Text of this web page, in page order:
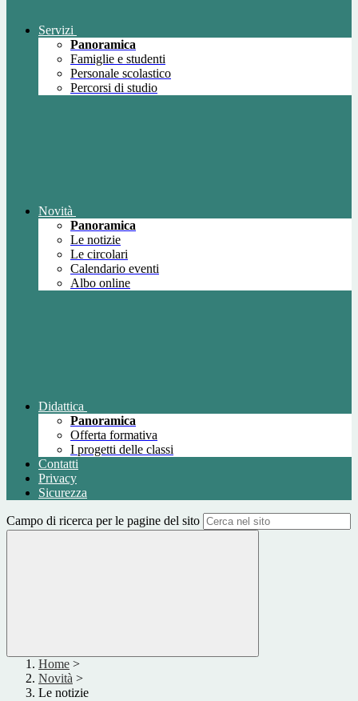
Servizi
Panoramica
Famiglie e studenti
Personale scolastico
Percorsi di studio
Novità
Panoramica
Le notizie
Le circolari
Calendario eventi
Albo online
Didattica
Panoramica
Offerta formativa
I progetti delle classi
Contatti
Privacy
Sicurezza
Campo di ricerca per le pagine del sito
Home >
Novità >
Le notizie